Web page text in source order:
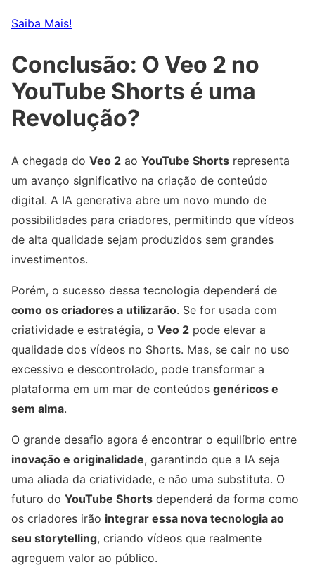
Saiba Mais!
Conclusão: O Veo 2 no
YouTube Shorts é uma
Revolução?
A chegada do Veo 2 ao YouTube Shorts representa
um avanço significativo na criação de conteúdo
digital. A IA generativa abre um novo mundo de
possibilidades para criadores, permitindo que vídeos
de alta qualidade sejam produzidos sem grandes
investimentos.
Porém, o sucesso dessa tecnologia dependerá de
como os criadores a utilizarão. Se for usada com
criatividade e estratégia, o Veo 2 pode elevar a
qualidade dos vídeos no Shorts. Mas, se cair no uso
excessivo e descontrolado, pode transformar a
plataforma em um mar de conteúdos genéricos e
sem alma.
O grande desafio agora é encontrar o equilíbrio entre
inovação e originalidade, garantindo que a IA seja
uma aliada da criatividade, e não uma substituta. O
futuro do YouTube Shorts dependerá da forma como
os criadores irão integrar essa nova tecnologia ao
seu storytelling, criando vídeos que realmente
agreguem valor ao público.